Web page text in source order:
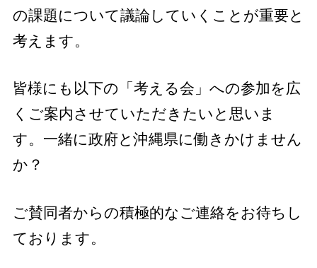
の課題について議論していくことが重要と
考えます。
皆様にも以下の「考える会」への参加を広
くご案内させていただきたいと思いま
す。一緒に政府と沖縄県に働きかけません
か？
ご賛同者からの積極的なご連絡をお待ちし
ております。